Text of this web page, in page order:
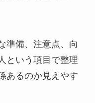
準備、注意点、向
という項目で整理
あるのか見えやす